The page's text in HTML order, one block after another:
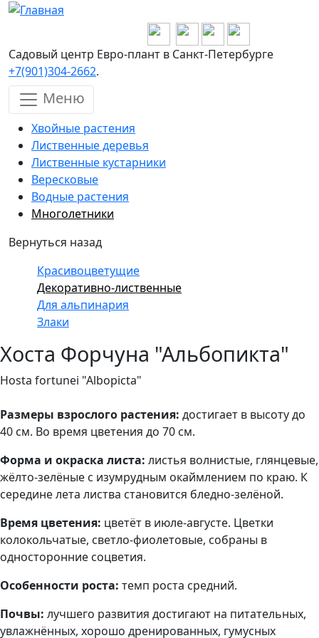
Перейти к основному содержанию
Садовый центр Евро-плант в Санкт-Петербурге
+7(901)304-2662.
Меню
Хвойные растения
Лиственные деревья
Лиственные кустарники
Вересковые
Водные растения
Многолетники
Вернуться назад
Красивоцветущие
Декоративно-лиственные
Для альпинария
Злаки
Хоста Форчуна "Альбопикта"
Hosta fortunei "Albopicta"
Размеры взрослого растения: достигает в высоту до
40 см. Во время цветения до 70 см.
Форма и окраска листа: листья волнистые, глянцевые,
жёлто-зелёные с изумрудным окаймлением по краю. К
середине лета листва становится бледно-зелёной.
Время цветения: цветёт в июле-августе. Цветки
колокольчатые, светло-фиолетовые, собраны в
односторонние соцветия.
Особенности роста: темп роста средний.
Почвы: лучшего развития достигают на питательных,
увлажнённых, хорошо дренированных, гумусных